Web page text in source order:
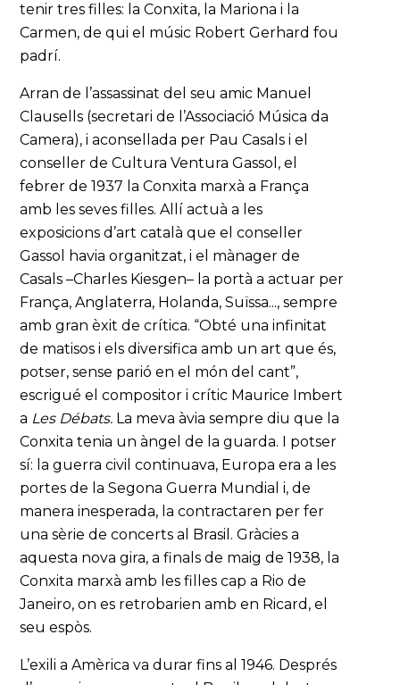
tenir tres filles: la Conxita, la Mariona i la
Carmen, de qui el músic Robert Gerhard fou
padrí.
Arran de l’assassinat del seu amic Manuel
Clausells (secretari de l’Associació Música da
Camera), i aconsellada per Pau Casals i el
conseller de Cultura Ventura Gassol, el
febrer de 1937 la Conxita marxà a França
amb les seves filles. Allí actuà a les
exposicions d’art català que el conseller
Gassol havia organitzat, i el mànager de
Casals –Charles Kiesgen– la portà a actuar per
França, Anglaterra, Holanda, Suïssa..., sempre
amb gran èxit de crítica. “Obté una infinitat
de matisos i els diversifica amb un art que és,
potser, sense parió en el món del cant”,
escrigué el compositor i crític Maurice Imbert
a Les Débats. La meva àvia sempre diu que la
Conxita tenia un àngel de la guarda. I potser
sí: la guerra civil continuava, Europa era a les
portes de la Segona Guerra Mundial i, de
manera inesperada, la contractaren per fer
una sèrie de concerts al Brasil. Gràcies a
aquesta nova gira, a finals de maig de 1938, la
Conxita marxà amb les filles cap a Rio de
Janeiro, on es retrobarien amb en Ricard, el
seu espòs.
L’exili a Amèrica va durar fins al 1946. Després